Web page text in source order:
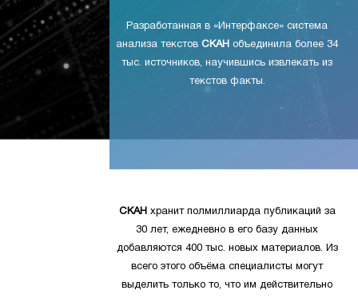
Разработанная в «Интерфаксе» система
анализа текстов СКАН объединила более 34
тыс. источников, научившись извлекать из
текстов факты.
СКАН хранит полмиллиарда публикаций за
30 лет, ежедневно в его базу данных
добавляются 400 тыс. новых материалов. Из
всего этого объёма специалисты могут
выделить только то, что им действительно